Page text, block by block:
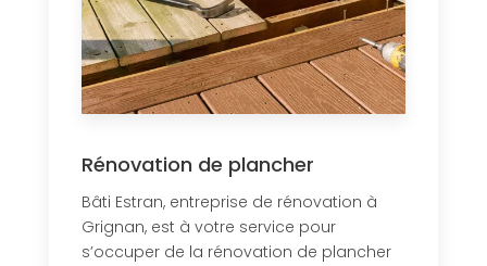
Rénovation de plancher
Bâti Estran, entreprise de rénovation à
Grignan, est à votre service pour
s’occuper de la rénovation de plancher